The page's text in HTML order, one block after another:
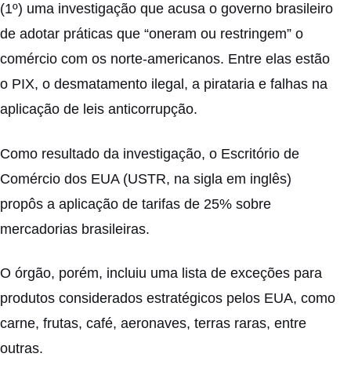
(1º) uma investigação que acusa o governo brasileiro
de adotar práticas que “oneram ou restringem” o
comércio com os norte-americanos. Entre elas estão
o PIX, o desmatamento ilegal, a pirataria e falhas na
aplicação de leis anticorrupção.
Como resultado da investigação, o Escritório de
Comércio dos EUA (USTR, na sigla em inglês)
propôs a aplicação de tarifas de 25% sobre
mercadorias brasileiras.
O órgão, porém, incluiu uma lista de exceções para
produtos considerados estratégicos pelos EUA, como
carne, frutas, café, aeronaves, terras raras, entre
outras.